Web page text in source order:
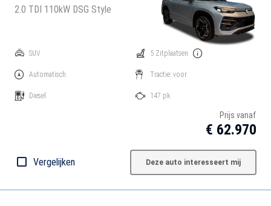
2.0 TDI 110kW DSG Style
SUV
Automatisch
Diesel
5 Zitplaatsen
Tractie: voor
147 pk
Prijs vanaf
€ 62.970
Vergelijken Deze auto interesseert mij